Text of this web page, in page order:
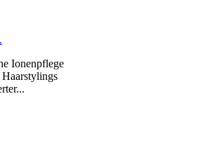
Ionenpflege